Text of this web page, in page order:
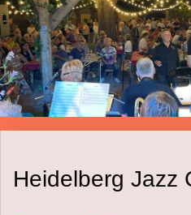
Heidelberg Jazz